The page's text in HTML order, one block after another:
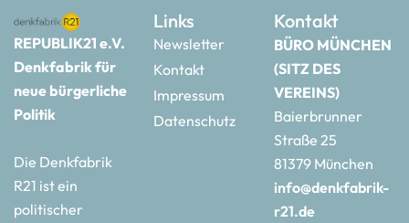
REPUBLIK21 e.V.
Denkfabrik für
neue bürgerliche
Politik
Die Denkfabrik
R21 ist ein
politischer
Links
Newsletter
Kontakt
Impressum
Datenschutz
Kontakt
BÜRO MÜNCHEN
(SITZ DES
VEREINS)
Baierbrunner
Straße 25
81379 München
info@denkfabrik-
r21.de